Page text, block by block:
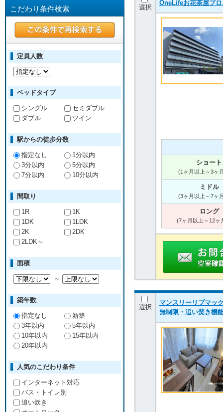
選択
OneLifeお花茶屋プ
ショート
(1ヶ月以上～3ヶ
ミドル
(3ヶ月以上～7ヶ
ロング
(7ヶ月以上～12ヶ
選択
マンスリーリブマッ
無制限・追い焚き機
こだわり条件検索
定員人数
ベッドタイプ
シングル
セミダブル
ダブル
ツイン
駅からの徒歩分数
指定なし
1分以内
3分以内
5分以内
7分以内
10分以内
間取り
1R
1K
1DK
1LDK
2K
2DK
2LDK～
面積
～
築年数
指定なし
新築
3年以内
5年以内
10年以内
15年以内
20年以内
人気のこだわり条件
インターネット対応
バス・トイレ別
追い炊き